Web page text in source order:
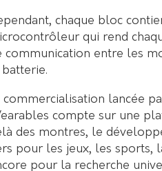
chaque bloc
qui rend
communication entre les
commercialisation lancée
compte sur une
des montres, le
pour les jeux, les sports,
pour la recherche